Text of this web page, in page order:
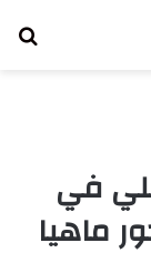
في
ماهيا